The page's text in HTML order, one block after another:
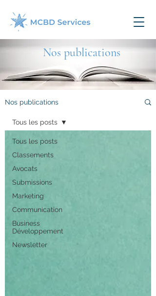
Nos publications
Nos publications
Tous les posts
Classements
Avocats
Submissions
Marketing
Communication
Business
Développement
Newsletter
Tous les posts